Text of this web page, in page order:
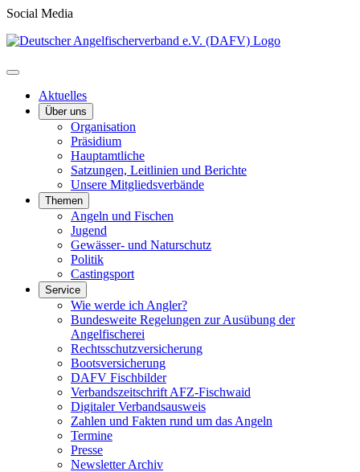
Social Media
Aktuelles
Über uns
Organisation
Präsidium
Hauptamtliche
Satzungen, Leitlinien und Berichte
Unsere Mitgliedsverbände
Themen
Angeln und Fischen
Jugend
Gewässer- und Naturschutz
Politik
Castingsport
Service
Wie werde ich Angler?
Bundesweite Regelungen zur Ausübung der
Angelfischerei
Rechtsschutzversicherung
Bootsversicherung
DAFV Fischbilder
Verbandszeitschrift AFZ-Fischwaid
Digitaler Verbandsausweis
Zahlen und Fakten rund um das Angeln
Termine
Presse
Newsletter Archiv